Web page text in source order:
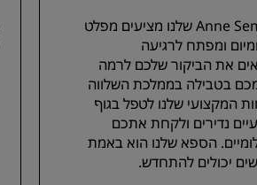
מתקני הספא Anne Semonin שלנו מציעים מפלט
ומפתח לרגיעה
את הביקור שלכם לרמה
בטבילה בממלכת השלווה
המקצועי שלנו לטפל בגוף
נדירים ולקחת אתכם
הספא שלנו הוא באמת
יכולים להתחדש.